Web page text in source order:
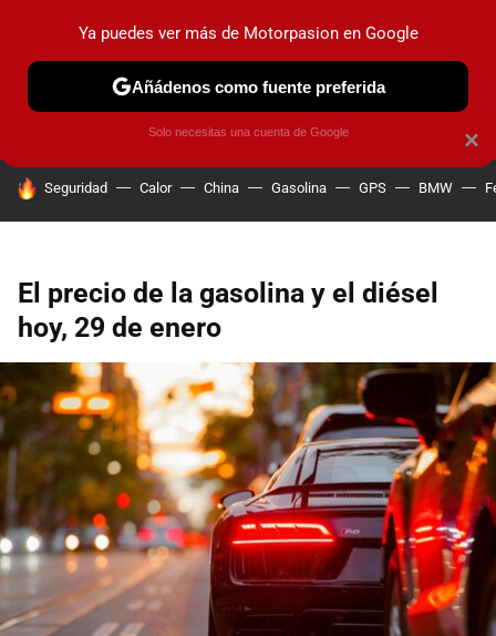
PRUEBAS COCHES ELÉCTRICOS OBSERVATORIO
HOY SE HABLA DE
Seguridad Calor China Gasolina GPS BMW
El precio de la gasolina y el diésel
hoy, 29 de enero
×
Ya puedes ver más de Motorpasion en Google
Añádenos como fuente preferida
Solo necesitas una cuenta de Google